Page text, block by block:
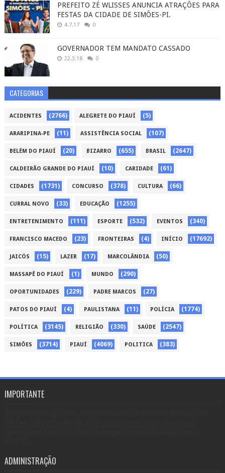
PREFEITO ZÉ WLISSES ANUNCIA ATRAÇÕES PARA
FESTAS DA CIDADE DE SIMÕES-PI.
4.7.17 0
GOVERNADOR TEM MANDATO CASSADO
22.3.18 0
CATEGORIAS
ACIDENTES (2766) ALEGRETE DO PIAUÍ (5)
ARARIPINA-PE (11) ASSISTÊNCIA SOCIAL (107)
BELÉM DO PIAUÍ (20) BIZARRO (655) BRASIL (2647)
CALDEIRÃO GRANDE DO PIAUÍ (10) CARIDADE (61)
CIDADES (1731) CONCURSO (378) CULTURA (66)
CURRAL NOVO (33) EDUCAÇÃO (1255)
ENTRETENIMENTO (111) ESPORTE (532) EVENTOS (340)
FRANCISCO MACEDO (23) FRONTEIRAS (4) INÍCIO (17692)
JAICÓS (15) LAZER (17) MARCOLÂNDIA (50)
MASSAPÊ DO PIAUÍ (1) MUNDO (290)
OPORTUNIDADES (229) PADRE MARCOS (27)
PATOS DO PIAUÍ (4) PAULISTANA (11) POLÍCIA (1774)
POLÍTICA (3145) RELIGIÃO (330) SAÚDE (2547)
SIMÕES (3714) PIAUÍ (4069) POLITICA (383)
IMPORTANTE
ADMINISTRAÇÃO